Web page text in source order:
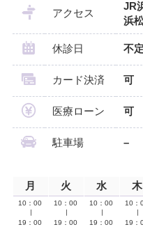
アクセス
JR
浜
休診日 不
カード決済 可
医療ローン 可
駐車場 –
月 火 水 木
10：00
19：00
10：00
19：00
10：00
19：00
10：
19：